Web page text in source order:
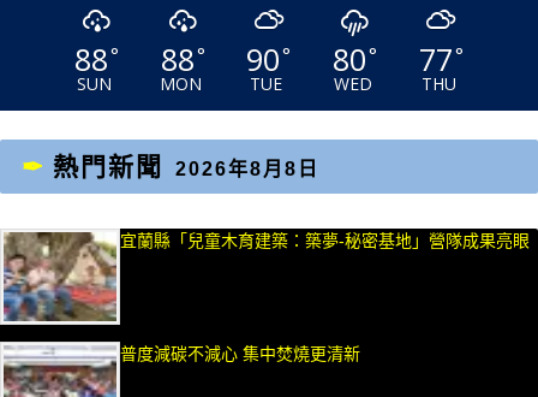
88°
SUN
88°
MON
90°
TUE
80°
WED
77°
THU
熱門新聞 2026年8月8日
宜蘭縣「兒童木育建築：築夢-秘密基地」營隊成果亮眼
普度減碳不減心 集中焚燒更清新